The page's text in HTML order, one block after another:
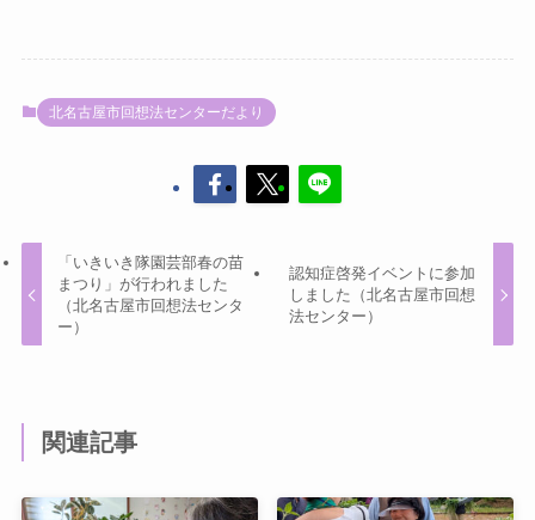
北名古屋市回想法センターだより
「いきいき隊園芸部春の苗
まつり」が行われました
（北名古屋市回想法センタ
ー）
認知症啓発イベントに参加
しました（北名古屋市回想
法センター）
関連記事